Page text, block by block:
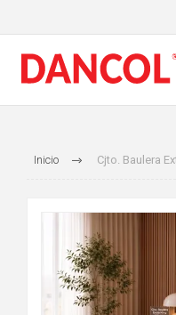
Inicio Cjto. Baulera